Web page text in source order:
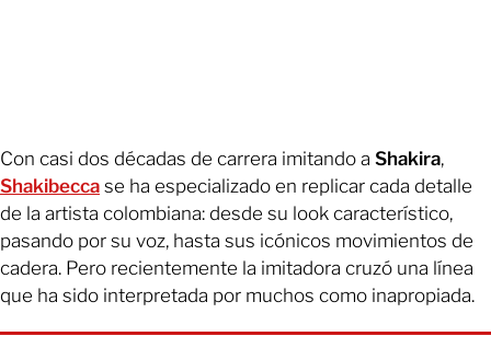
Con casi dos décadas de carrera imitando a Shakira,
Shakibecca se ha especializado en replicar cada detalle
de la artista colombiana: desde su look característico,
pasando por su voz, hasta sus icónicos movimientos de
cadera. Pero recientemente la imitadora cruzó una línea
que ha sido interpretada por muchos como inapropiada.